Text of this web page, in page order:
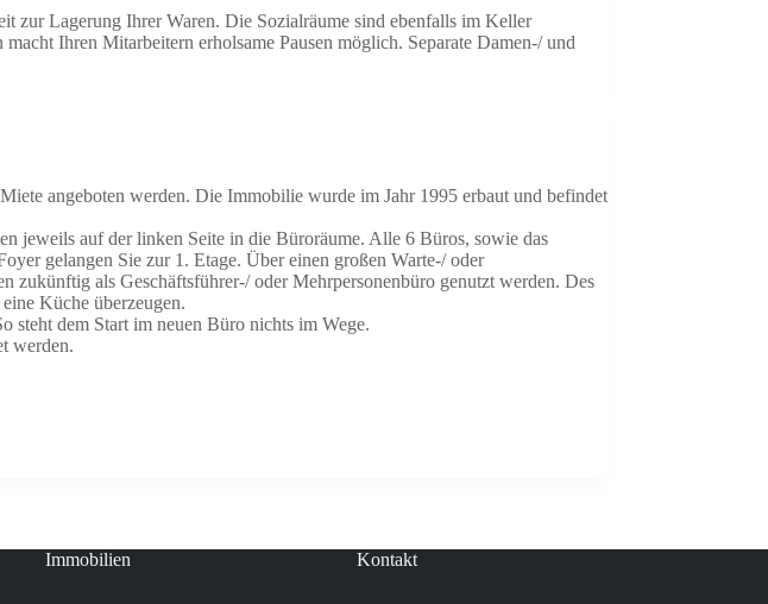
zur Lagerung Ihrer Waren. Die Sozialräume sind ebenfalls im Keller
Ihren Mitarbeitern erholsame Pausen möglich. Separate Damen-/ und
angeboten werden. Die Immobilie wurde im Jahr 1995 erbaut und befindet
jeweils auf der linken Seite in die Büroräume. Alle 6 Büros, sowie das
gelangen Sie zur 1. Etage. Über einen großen Warte-/ oder
zukünftig als Geschäftsführer-/ oder Mehrpersonenbüro genutzt werden. Des
Küche überzeugen.
steht dem Start im neuen Büro nichts im Wege.
werden.
Immobilien Kontakt